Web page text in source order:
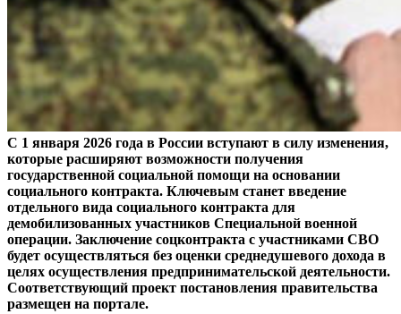
С 1 января 2026 года в России вступают в силу изменения,
которые расширяют возможности получения
государственной социальной помощи на основании
социального контракта. Ключевым станет введение
отдельного вида социального контракта для
демобилизованных участников Специальной военной
операции. Заключение соцконтракта с участниками СВО
будет осуществляться без оценки среднедушевого дохода в
целях осуществления предпринимательской деятельности.
Соответствующий проект постановления правительства
размещен на портале.